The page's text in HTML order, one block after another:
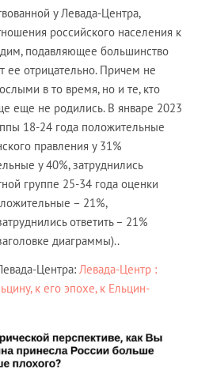
у Левада-Центра,
российского населения к
подавляющее большинство
отрицательно. Причем не
в то время, но и те, кто
еще не родились. В январе 2023
18-24 года положительные
правления у 31%
у 40%, затруднились
группе 25-34 года оценки
– 21%,
ответить – 21%
диаграммы)..
Центра: Левада-Центр :
к его эпохе, к Ельцин-